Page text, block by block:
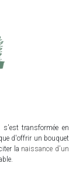
transformée en
d'offrir un bouquet
la naissance d'un